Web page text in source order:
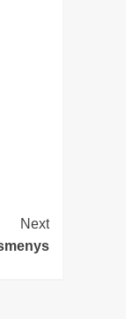
Next